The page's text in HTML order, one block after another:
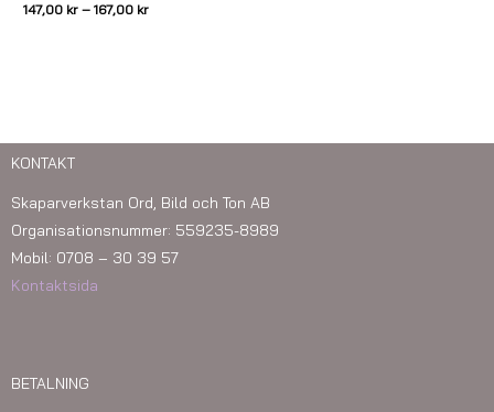
147,00 kr – 167,00 kr
KONTAKT
Skaparverkstan Ord, Bild och Ton AB
Organisationsnummer: 559235-8989
Mobil: 0708 – 30 39 57
Kontaktsida
BETALNING